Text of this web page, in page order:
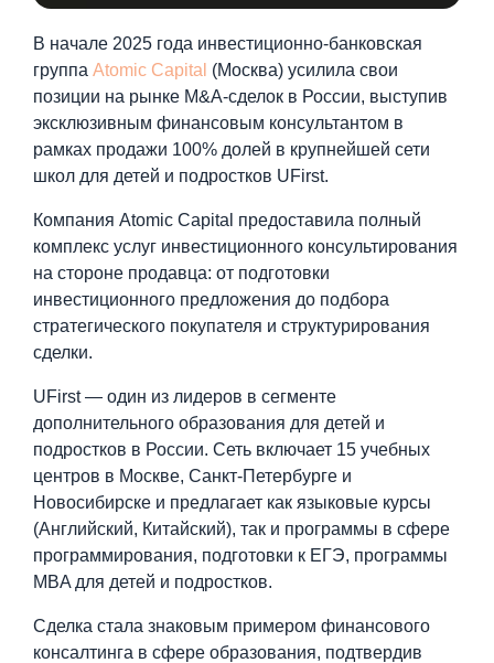
В начале 2025 года инвестиционно-банковская
группа Atomic Capital (Москва) усилила свои
позиции на рынке M&A-сделок в России, выступив
эксклюзивным финансовым консультантом в
рамках продажи 100% долей в крупнейшей сети
школ для детей и подростков UFirst.
Компания Atomic Capital предоставила полный
комплекс услуг инвестиционного консультирования
на стороне продавца: от подготовки
инвестиционного предложения до подбора
стратегического покупателя и структурирования
сделки.
UFirst — один из лидеров в сегменте
дополнительного образования для детей и
подростков в России. Сеть включает 15 учебных
центров в Москве, Санкт-Петербурге и
Новосибирске и предлагает как языковые курсы
(Английский, Китайский), так и программы в сфере
программирования, подготовки к ЕГЭ, программы
MBA для детей и подростков.
Сделка стала знаковым примером финансового
консалтинга в сфере образования, подтвердив